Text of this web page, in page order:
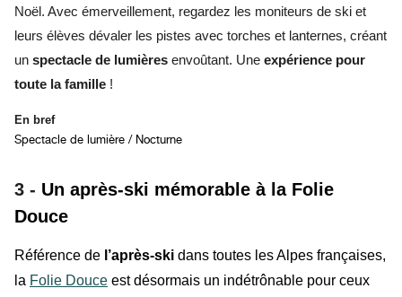
Noël. Avec émerveillement, regardez les moniteurs de ski et
leurs élèves dévaler les pistes avec torches et lanternes, créant
un spectacle de lumières envoûtant. Une expérience pour
toute la famille !
En bref
Spectacle de lumière / Nocturne
3 - Un après-ski mémorable à la Folie
Douce
Référence de l’après-ski dans toutes les Alpes françaises,
la Folie Douce est désormais un indétrônable pour ceux